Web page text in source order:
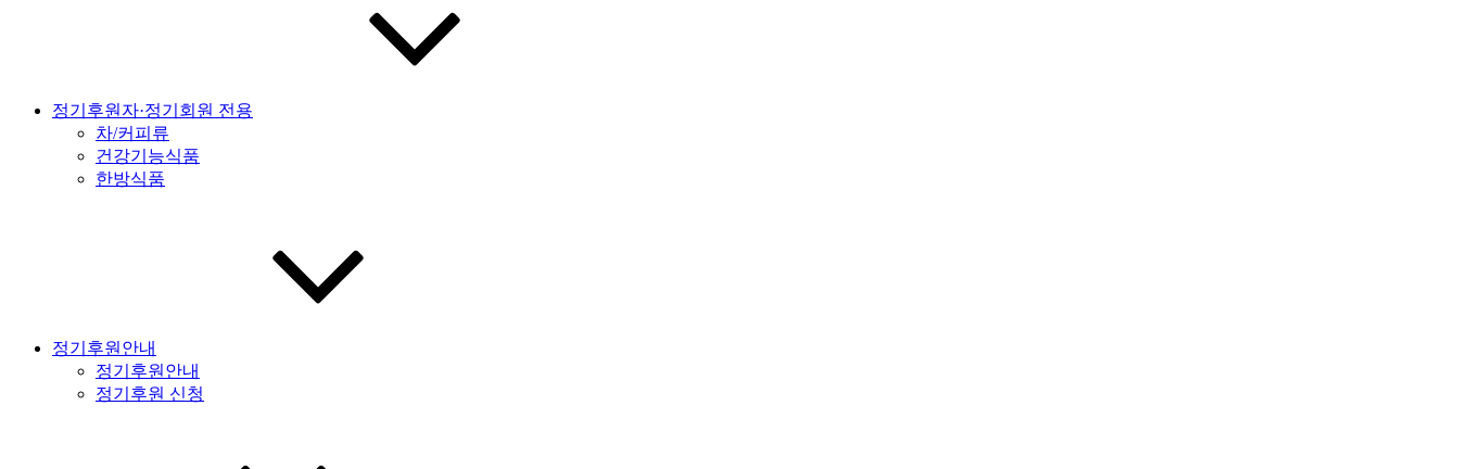
정기후원자·정기회원 전용
차/커피류
건강기능식품
한방식품
정기후원안내
정기후원안내
정기후원 신청